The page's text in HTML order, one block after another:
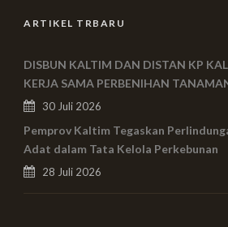
ARTIKEL TRBARU
DISBUN KALTIM DAN DISTAN KP
KERJA SAMA PERBENIHAN
30 Juli 2026
Pemprov Kaltim Tegaskan
Adat dalam Tata Kelola Perkebunan
28 Juli 2026